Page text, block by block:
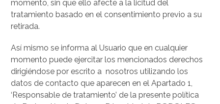
momento, sin que ello afecte a la licitud del
tratamiento basado en el consentimiento previo a su
retirada.
Así mismo se informa al Usuario que en cualquier
momento puede ejercitar los mencionados derechos
dirigiéndose por escrito a nosotros utilizando los
datos de contacto que aparecen en el Apartado 1,
‘Responsable de tratamiento’ de la presente política